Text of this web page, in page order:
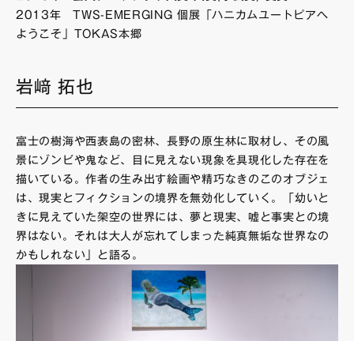
2013年 TWS-EMERGING 個展「ハニカムユートピアへ
ようこそ」TOKAS本郷
岩﨑 拓也
富士の樹海や西表島の密林、長野の原生林に取材し、その風
景にゾンビや鬼など、目に見えない現象を具現化した存在を
描いている。作者の生み出す絵画や精巧なきのこのオブジェ
は、現実とフィクションの境界を無効化していく。「幼いと
きに見えていた架空の世界には、夢と現実、嘘と事実との境
界はない。それは大人が忘れてしまった純真無垢な世界なの
かもしれない」と語る。